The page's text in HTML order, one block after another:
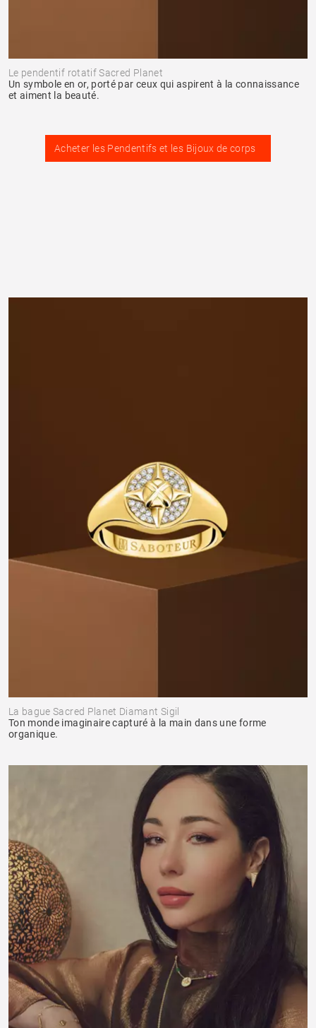
Le pendentif rotatif Sacred Planet
Un symbole en or, porté par ceux qui aspirent à la connaissance
et aiment la beauté.
Acheter les Pendentifs et les Bijoux de corps
La bague Sacred Planet Diamant Sigil
Ton monde imaginaire capturé à la main dans une forme
organique.